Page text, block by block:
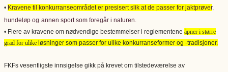
• Kravene til konkurranseområdet er presisert slik at de passer for jaktprøver,
hundeløp og annen sport som foregår i naturen.
• Flere av kravene om nødvendige bestemmelser i reglementene åpner i større
grad for ulike løsninger som passer for ulike konkurranseformer og -tradisjoner.
FKFs vesentligste innsigelse gikk på krevet om tilstedeværelse av